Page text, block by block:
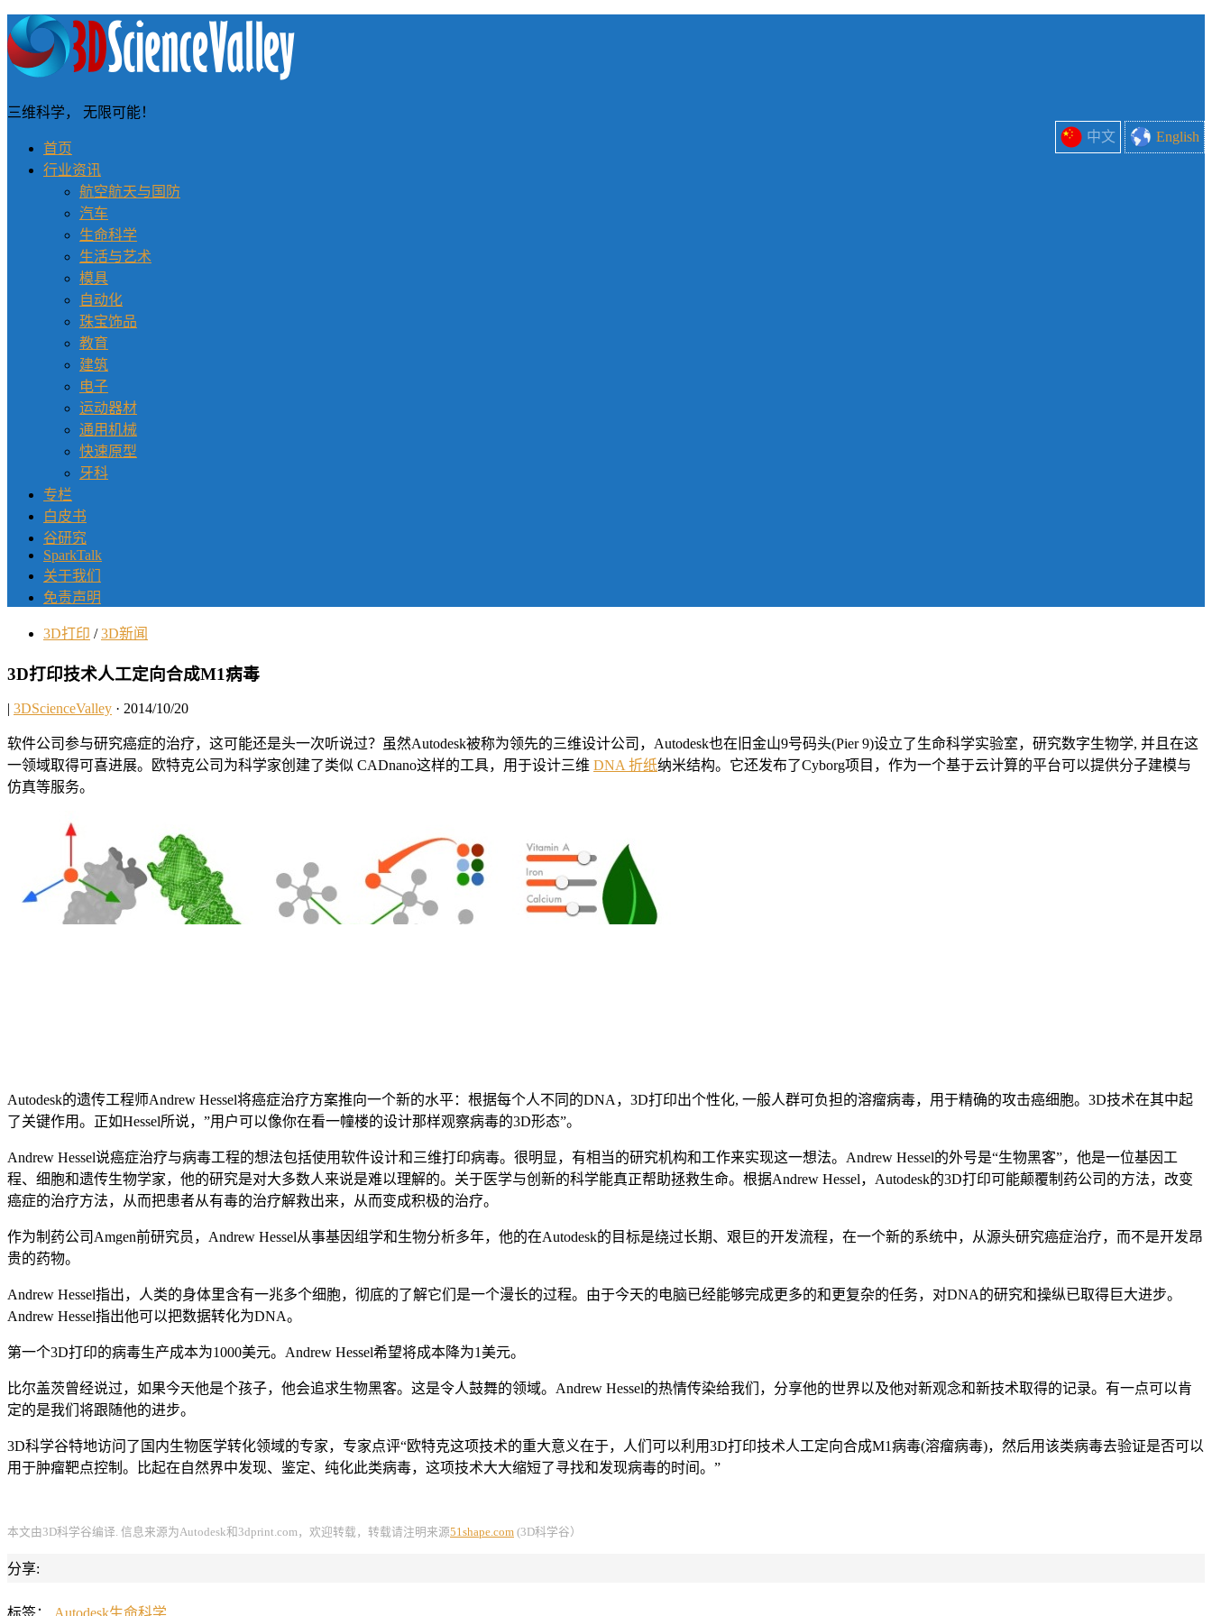
中文 English
三维科学， 无限可能！
首页
行业资讯
航空航天与国防
汽车
生命科学
生活与艺术
模具
自动化
珠宝饰品
教育
建筑
电子
运动器材
通用机械
快速原型
牙科
专栏
白皮书
谷研究
SparkTalk
关于我们
免责声明
3D打印 / 3D新闻
3D打印技术人工定向合成M1病毒
| 3DScienceValley · 2014/10/20
软件公司参与研究癌症的治疗，这可能还是头一次听说过？虽然Autodesk被称为领先的三维设计公司，Autodesk也在旧金山9号码头(Pier 9)设立了生命科学实验室，研究数字生物学, 并且在这
一领域取得可喜进展。欧特克公司为科学家创建了类似 CADnano这样的工具，用于设计三维 DNA 折纸纳米结构。它还发布了Cyborg项目，作为一个基于云计算的平台可以提供分子建模与
仿真等服务。
Autodesk的遗传工程师Andrew Hessel将癌症治疗方案推向一个新的水平：根据每个人不同的DNA，3D打印出个性化, 一般人群可负担的溶瘤病毒，用于精确的攻击癌细胞。3D技术在其中起
了关键作用。正如Hessel所说，”用户可以像你在看一幢楼的设计那样观察病毒的3D形态”。
Andrew Hessel说癌症治疗与病毒工程的想法包括使用软件设计和三维打印病毒。很明显，有相当的研究机构和工作来实现这一想法。Andrew Hessel的外号是“生物黑客”，他是一位基因工
程、细胞和遗传生物学家，他的研究是对大多数人来说是难以理解的。关于医学与创新的科学能真正帮助拯救生命。根据Andrew Hessel，Autodesk的3D打印可能颠覆制药公司的方法，改变
癌症的治疗方法，从而把患者从有毒的治疗解救出来，从而变成积极的治疗。
作为制药公司Amgen前研究员，Andrew Hessel从事基因组学和生物分析多年，他的在Autodesk的目标是绕过长期、艰巨的开发流程，在一个新的系统中，从源头研究癌症治疗，而不是开发昂
贵的药物。
Andrew Hessel指出，人类的身体里含有一兆多个细胞，彻底的了解它们是一个漫长的过程。由于今天的电脑已经能够完成更多的和更复杂的任务，对DNA的研究和操纵已取得巨大进步。
Andrew Hessel指出他可以把数据转化为DNA。
第一个3D打印的病毒生产成本为1000美元。Andrew Hessel希望将成本降为1美元。
比尔盖茨曾经说过，如果今天他是个孩子，他会追求生物黑客。这是令人鼓舞的领域。Andrew Hessel的热情传染给我们，分享他的世界以及他对新观念和新技术取得的记录。有一点可以肯
定的是我们将跟随他的进步。
3D科学谷特地访问了国内生物医学转化领域的专家，专家点评“欧特克这项技术的重大意义在于，人们可以利用3D打印技术人工定向合成M1病毒(溶瘤病毒)，然后用该类病毒去验证是否可以
用于肿瘤靶点控制。比起在自然界中发现、鉴定、纯化此类病毒，这项技术大大缩短了寻找和发现病毒的时间。”
本文由3D科学谷编译. 信息来源为Autodesk和3dprint.com，欢迎转载，转载请注明来源51shape.com (3D科学谷）
分享: